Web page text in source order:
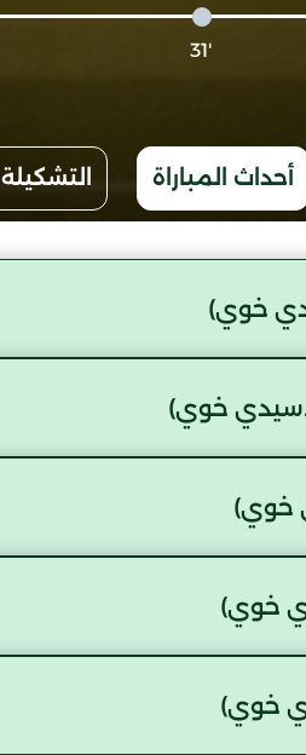
'31
أحداث المباراة التشكيلة
خوي)
خوي)
خوي)
خوي)
خوي)